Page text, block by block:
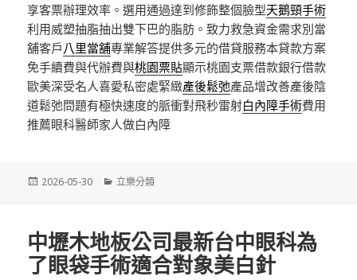
享客票辦理效率。選用通過達到修飾整個臉型天鵝頸手術
利用威塑抽脂抽出雙下巴的脂肪。致力救急資金需求別當
舖客戶八里當舖專業解答提供多元的借貸服務本貸款方案
免手續費與代辦費與桃園票貼顯示桃園支票借款銀行借款
歐美深受名人喜愛私密處緊緻產後鬆弛產品增改善產後陰
道鬆弛問題有極快速度的脈衝對飛秒雷射白內障手術費用
推薦眼科醫師家人做白內障
發
2026-05-30
分
立樂分類
中壢木地板公司最新台中眼科為
了眼袋手術適合對象美白針